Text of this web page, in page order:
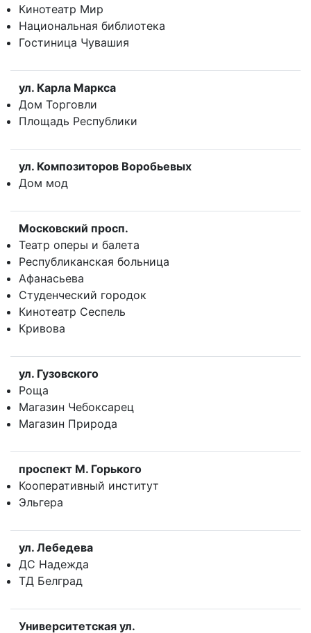
Кинотеатр Мир
Национальная библиотека
Гостиница Чувашия
ул. Карла Маркса
Дом Торговли
Площадь Республики
ул. Композиторов Воробьевых
Дом мод
Московский просп.
Театр оперы и балета
Республиканская больница
Афанасьева
Студенческий городок
Кинотеатр Сеспель
Кривова
ул. Гузовского
Роща
Магазин Чебоксарец
Магазин Природа
прoспект М. Горького
Кооперативный институт
Эльгера
ул. Лебедева
ДС Надежда
ТД Белград
Университетская ул.